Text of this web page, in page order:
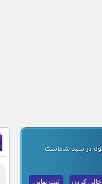
خالی کردن ثبت نهایی